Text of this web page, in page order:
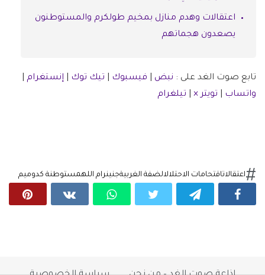
اعتقالات وهدم منازل بمخيم طولكرم والمستوطنون
يصعدون هجماتهم
تابع صوت الغد على : نبض فيسبوك تيك توك إنستغرام
واتساب
تويتر × تيلغرام
اعتقالاتاقتحامات الاحتلالالضفة الغربيةجنينرام اللهمستوطنة كدوميم